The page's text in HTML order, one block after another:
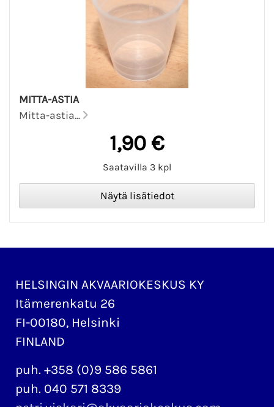
MITTA-ASTIA
Mitta-astia...
1,90 €
Saatavilla 3 kpl
HELSINGIN AKVAARIOKESKUS KY
Itämerenkatu 26
FI-00180, Helsinki
FINLAND
puh. +358 (0)9 586 5861
puh. 040 571 8339